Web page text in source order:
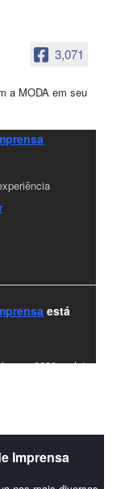
3,071
a MODA em seu
está
e um 2026 repleto
#felizanonovo
Imprensa